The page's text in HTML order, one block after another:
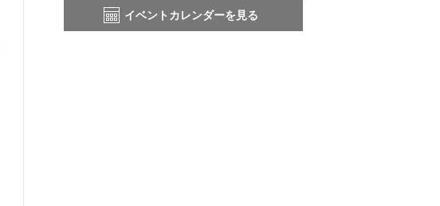
イベントカレンダーを見る